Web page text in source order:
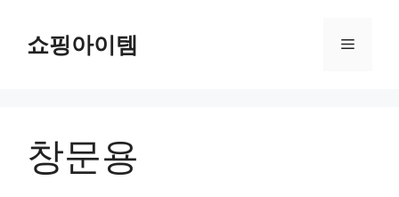
쇼핑아이템 메
창문용